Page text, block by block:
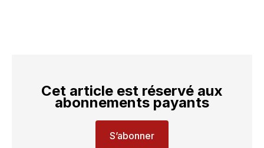
Cet article est réservé aux
abonnements payants
S’abonner